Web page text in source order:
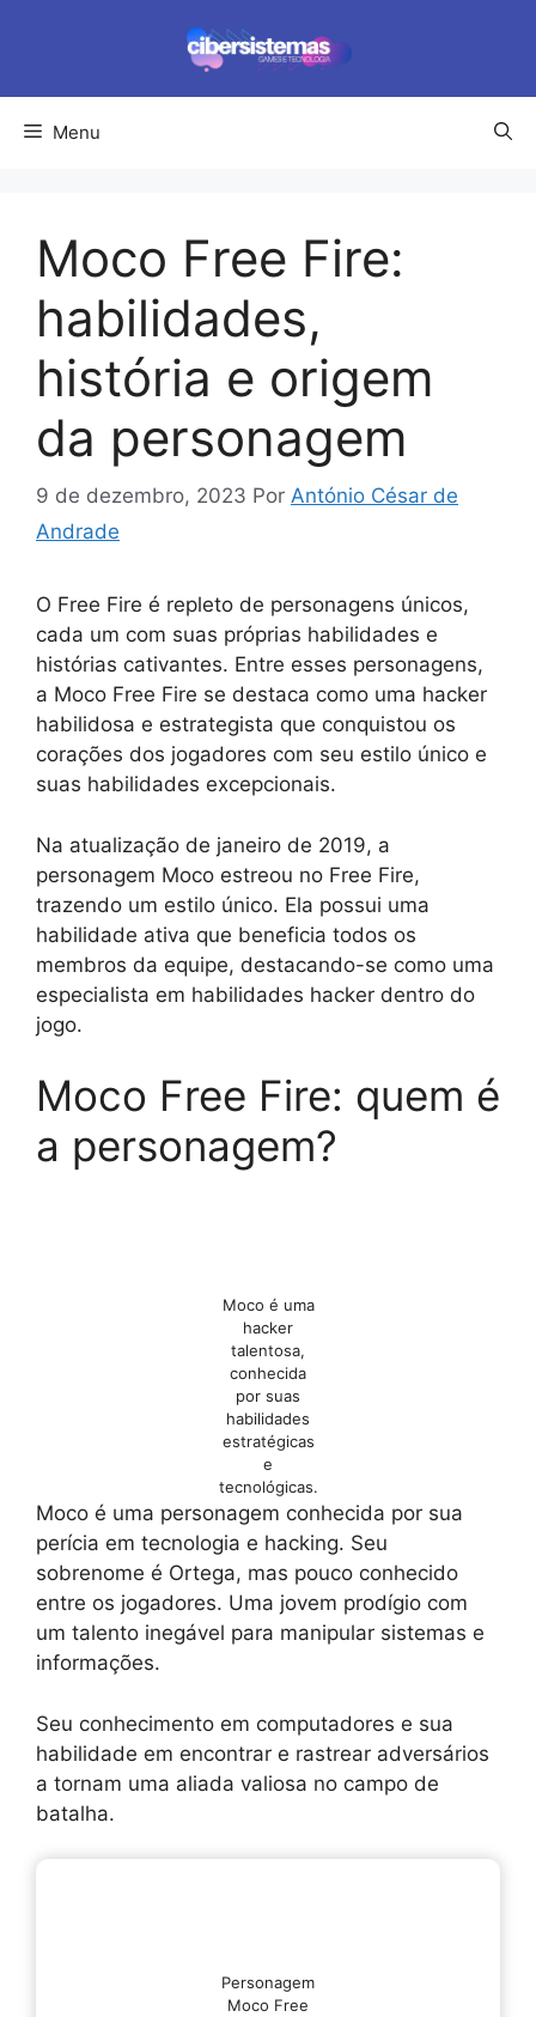
conteúdo
Menu
Moco Free Fire:
habilidades,
história e origem
da personagem
9 de dezembro, 2023 Por António César de
Andrade
O Free Fire é repleto de personagens únicos,
cada um com suas próprias habilidades e
histórias cativantes. Entre esses personagens,
a Moco Free Fire se destaca como uma hacker
habilidosa e estrategista que conquistou os
corações dos jogadores com seu estilo único e
suas habilidades excepcionais.
Na atualização de janeiro de 2019, a
personagem Moco estreou no Free Fire,
trazendo um estilo único. Ela possui uma
habilidade ativa que beneficia todos os
membros da equipe, destacando-se como uma
especialista em habilidades hacker dentro do
jogo.
Moco Free Fire: quem é
a personagem?
Moco é uma
hacker
talentosa,
conhecida
por suas
habilidades
estratégicas
e
tecnológicas.
Moco é uma personagem conhecida por sua
perícia em tecnologia e hacking. Seu
sobrenome é Ortega, mas pouco conhecido
entre os jogadores. Uma jovem prodígio com
um talento inegável para manipular sistemas e
informações.
Seu conhecimento em computadores e sua
habilidade em encontrar e rastrear adversários
a tornam uma aliada valiosa no campo de
batalha.
Personagem
Moco Free